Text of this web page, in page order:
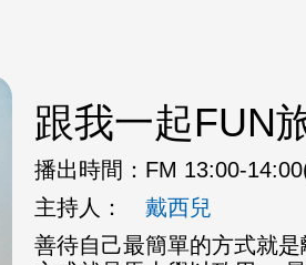
跟我一起FUN
播出時間： FM 13:00-
主持人：
戴西兒
善待自己最簡單的方式就